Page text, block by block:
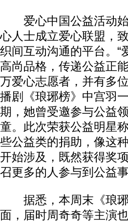
爱心中国公益活动始
心人士成立爱心联盟，
织间互动沟通的平台。“
高尚品格，传递公益正
万爱心志愿者，并有多
播剧《琅琊榜》中宫羽
期，她曾受邀参与公益
童。此次荣获公益明星
些公益类的捐助，像这
开始涉及，既然获得奖
召更多的人参与到公益事
据悉，本周末《琅琊
面，届时周奇奇等主演